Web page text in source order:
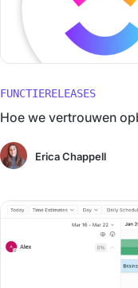
FUNCTIERELEASES
Hoe we vertrouwen
Erica Chappell